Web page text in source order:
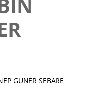
GUNER SEBARE